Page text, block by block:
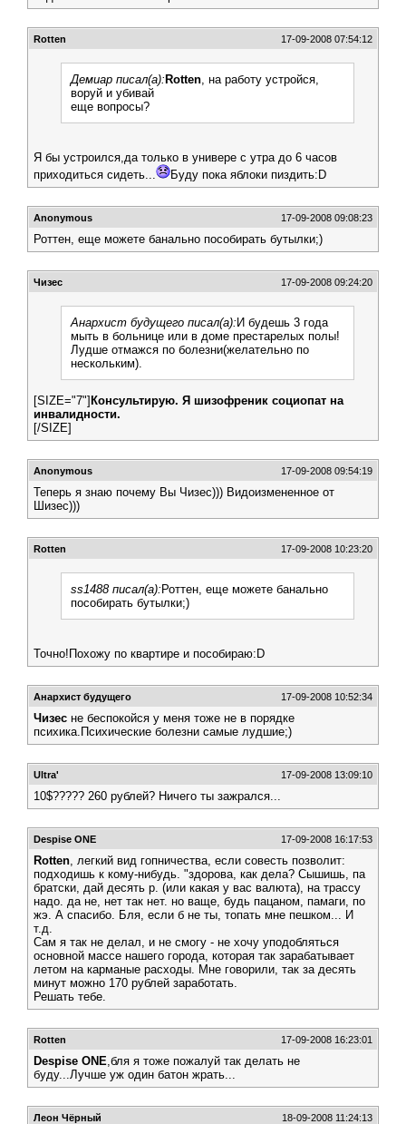
Rotten 17-09-2008 07:54:12
Демиар писал(а): Rotten, на работу устройся,
воруй и убивай
еще вопросы?
Я бы устроился,да только в универе с утра до 6 часов
приходиться сидеть...
Буду пока яблоки пиздить:D
Anonymous 17-09-2008 09:08:23
Роттен, еще можете банально пособирать бутылки;)
Чизес 17-09-2008 09:24:20
Анархист будущего писал(а): И будешь 3 года
мыть в больнице или в доме престарелых полы!
Лудше отмажся по болезни(желательно по
нескольким).
[SIZE="7"] Консультирую. Я шизофреник социопат на
инвалидности.
[/SIZE]
Anonymous 17-09-2008 09:54:19
Теперь я знаю почему Вы Чизес))) Видоизмененное от
Шизес)))
Rotten 17-09-2008 10:23:20
ss1488 писал(а): Роттен, еще можете банально
пособирать бутылки;)
Точно!Похожу по квартире и пособираю:D
Анархист будущего 17-09-2008 10:52:34
Чизес не беспокойся у меня тоже не в порядке
психика.Психические болезни самые лудшие;)
Ultra' 17-09-2008 13:09:10
10$????? 260 рублей? Ничего ты зажрался...
Despise ONE 17-09-2008 16:17:53
Rotten, легкий вид гопничества, если совесть позволит:
подходишь к кому-нибудь. "здорова, как дела? Сышишь, па
братски, дай десять р. (или какая у вас валюта), на трассу
надо. да не, нет так нет. но ваще, будь пацаном, памаги, по
жэ. А спасибо. Бля, если б не ты, топать мне пешком... И
т.д.
Сам я так не делал, и не смогу - не хочу уподобляться
основной массе нашего города, которая так зарабатывает
летом на карманые расходы. Мне говорили, так за десять
минут можно 170 рублей заработать.
Решать тебе.
Rotten 17-09-2008 16:23:01
Despise ONE,бля я тоже пожалуй так делать не
буду...Лучше уж один батон жрать...
Леон Чёрный 18-09-2008 11:24:13